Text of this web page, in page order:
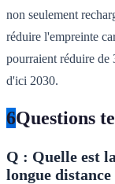
non seulement
réduire l'empreinte
pourraient réduire de
d'ici 2030.
6Questions
Q : Quelle est
longue distance